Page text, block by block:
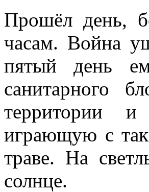
Прошёл день,
часам. Война
пятый день
санитарного
территории
играющую с
траве. На
солнце.